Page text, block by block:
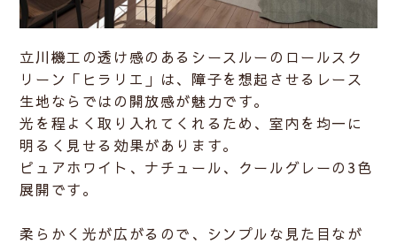
立川機工の透け感のあるシースルーのロールスク
リーン「ヒラリエ」は、障子を想起させるレース
生地ならではの開放感が魅力です。
光を程よく取り入れてくれるため、室内を均一に
明るく見せる効果があります。
ピュアホワイト、ナチュール、クールグレーの3色
展開です。
柔らかく光が広がるので、シンプルな見た目なが